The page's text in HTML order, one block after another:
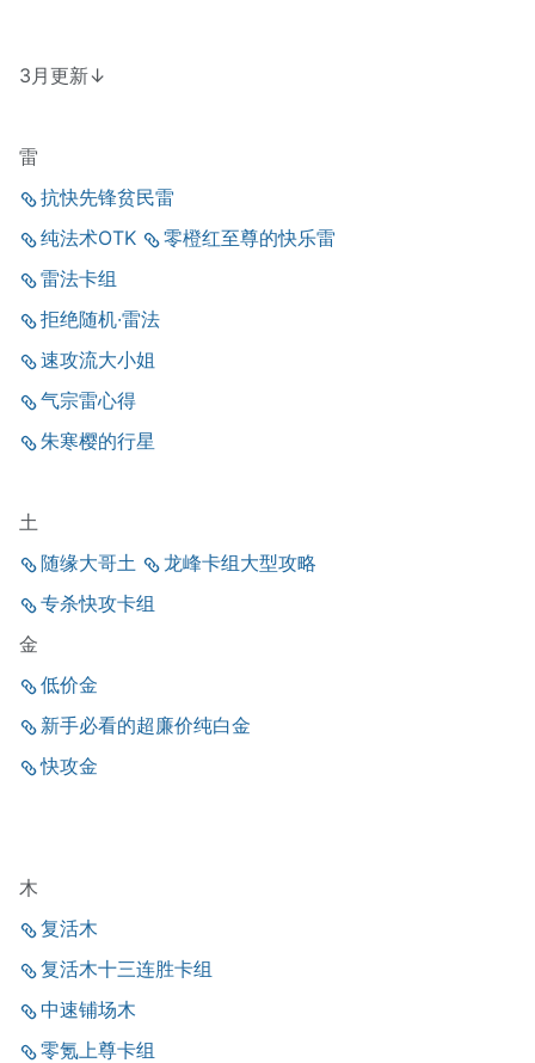
3月更新↓
雷
抗快先锋贫民雷
纯法术OTK
零橙红至尊的快乐雷
雷法卡组
拒绝随机·雷法
速攻流大小姐
气宗雷心得
朱寒樱的行星
土
随缘大哥土
龙峰卡组大型攻略
专杀快攻卡组
金
低价金
新手必看的超廉价纯白金
快攻金
木
复活木
复活木十三连胜卡组
中速铺场木
零氪上尊卡组